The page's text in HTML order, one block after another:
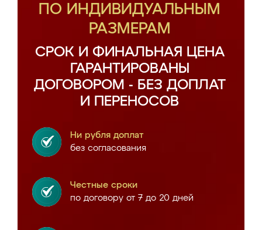
ПО ИНДИВИДУАЛЬНЫМ
РАЗМЕРАМ
СРОК И ФИНАЛЬНАЯ ЦЕНА
ГАРАНТИРОВАНЫ
ДОГОВОРОМ - БЕЗ ДОПЛАТ
И ПЕРЕНОСОВ
Ни рубля доплат
без согласования
Честные сроки
по договору от 7 до 20 дней